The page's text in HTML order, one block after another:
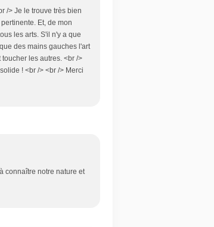
/> Je le trouve très bien
Et, de mon
les arts. S'il n'y a que
des mains gauches l'art
les autres. <br />
! <br /> <br /> Merci
connaître notre nature et